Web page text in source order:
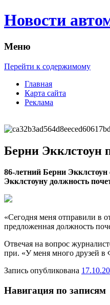
Новости
Меню
Перейти к содержимому
Главная
Карта сайта
Реклама
Берни Экклстоун
86-лeтний Берни
Экклстоуну должность
«Сегодня меня отправили в
предложенная должность
Отвечая на вопрос
при. «У меня много друзей в
Запись опубликована
Навигация по записям